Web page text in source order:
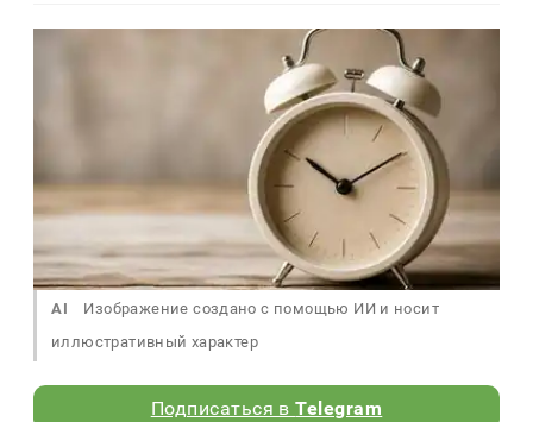
AI
Изображение создано с помощью ИИ и носит
иллюстративный характер
Подписаться вTelegram